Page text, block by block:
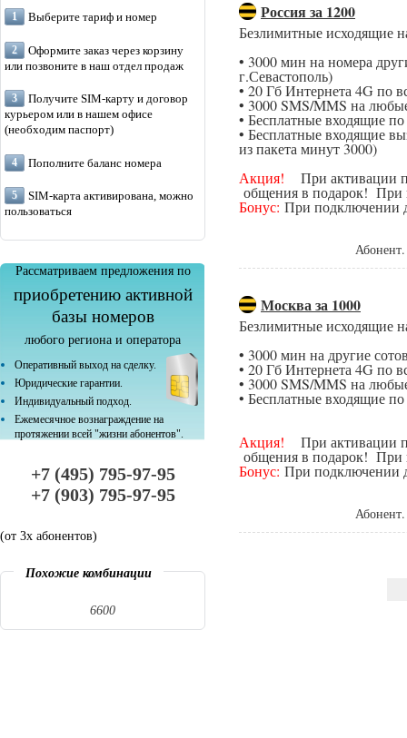
Выберите тариф и номер
Оформите заказ через корзину
или позвоните в наш отдел продаж
Получите SIM-карту и договор
курьером или в нашем офисе
(необходим паспорт)
Пополните баланс номера
SIM-карта активирована, можно
пользоваться
Рассматриваем предложения по
приобретению активной
базы номеров
любого региона и оператора
Оперативный выход на сделку.
Юридические гарантии.
Индивидуальный подход.
Ежемесячное вознаграждение на
протяжении всей "жизни абонентов".
+7 (495) 795-97-95
+7 (903) 795-97-95
(от 3х абонентов)
Похожие комбинации
6600
Россия за 1200
Безлимитные исходящие
• 3000 мин на номера
г.Севастополь)
• 20 Гб Интернета 4G по
• 3000 SMS/MMS на
• Бесплатные входящие
• Бесплатные входящие
из пакета минут 3000)
Акция! При активации
общения в подарок! При
Бонус: При подключении
Москва за 1000
Безлимитные исходящие
• 3000 мин на другие
• 20 Гб Интернета 4G по
• 3000 SMS/MMS на
• Бесплатные входящие
Акция! При активации
общения в подарок! При
Бонус: При подключении